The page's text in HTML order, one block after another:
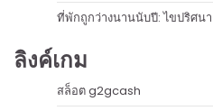
ที่พักถูกว่างนานนับปี: ไขปริศน
ลิงค์เกม
สล็อต g2gcash